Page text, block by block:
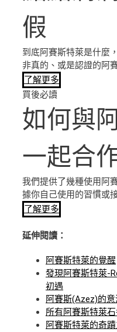
假
到底阿賽斯特萊是什麼
非真的、或是認證的阿
了解更多
買後必讀
如何與
一起合
我們提供了幾種使用阿
據你自己使用的習慣或
了解更多
延伸閱讀：
阿賽斯特萊的覺醒
發現阿賽斯特萊-
初遇
阿賽斯(Azez)的
所有阿賽斯特萊
阿賽斯特萊的奇